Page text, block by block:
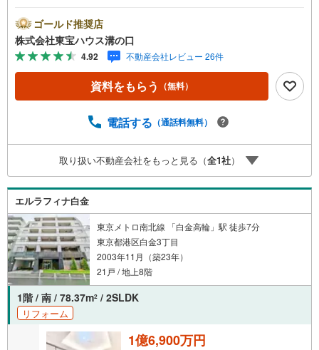
い！●10:00～21:00はお電話でのお問い合わせがスムーズで
す。【Yahoo！ 不動産キャンペーン対象店舗】当店で物件
を成約するとPayPayポイントがもらえる「Yahoo！不動産
物件ご成約キャンペーン」の対象になります。「資料をも
らう」「見学予約をする」ボタンからお問い合わせくださ
い。※必ずYahoo！ JAPAN IDでログインしてください。※P
客様からのお言葉に感謝してこれからも楽しく素敵なお家
らまずは、お気軽に東宝ハウス溝の口に相談してみません
か？何も決まっていなくて大丈夫！まずはお客様の夢をお
聞かせ下さい！未来の「不安」を「安心」に変える「未来
カレンダー」もご来店時に好評です。スタッフ一同いつで
もお客様のお問合せをお待ちしております。
ゴールド推奨店
株式会社東宝ハウス溝の口
4.92 不動産会社レビュー 26件
資料をもらう （無料）
電話する （通話料無料）
取り扱い不動産会社をもっと見る（全1社）
エルラフィナ白金
東京メトロ南北線 「白金高輪」駅 徒歩7分
東京都港区白金3丁目
2003年11月（築23年）
21戸 / 地上8階
1階 / 南 / 78.37m2 / 2SLDK
リフォーム
1億6,900万円